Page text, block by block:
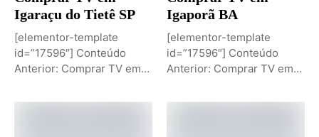
Igaraçu do Tietê SP
[elementor-template
id=”17596″] Conteúdo
Anterior: Comprar TV em
Conteúdo: Sobremesa de...
Igaporã BA
[elementor-template
id=”17596″] Conteúdo
Anterior: Comprar TV em
Comprar TV...